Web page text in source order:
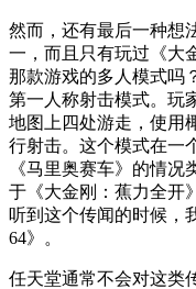
然而，还有最后一种想
一，而且只有玩过《大
那款游戏的多人模式吗
第一人称射击模式。玩
地图上四处游走，使用
行射击。这个模式在一
《马里奥赛车》的情
于《大金刚：蕉力全开
听到这个传闻的时候，
64》。
任天堂通常不会对这类